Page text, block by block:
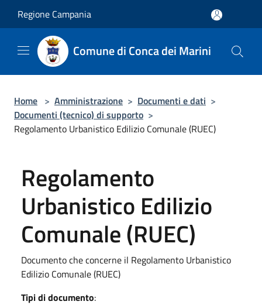
Regione Campania
Comune di Conca dei Marini
Home > Amministrazione > Documenti e dati >
Documenti (tecnico) di supporto >
Regolamento Urbanistico Edilizio Comunale (RUEC)
Regolamento
Urbanistico Edilizio
Comunale (RUEC)
Documento che concerne il Regolamento Urbanistico
Edilizio Comunale (RUEC)
Tipi di documento: